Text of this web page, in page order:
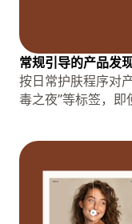
常规引导的产品发
按日常护肤程序对
毒之夜”等标签，即